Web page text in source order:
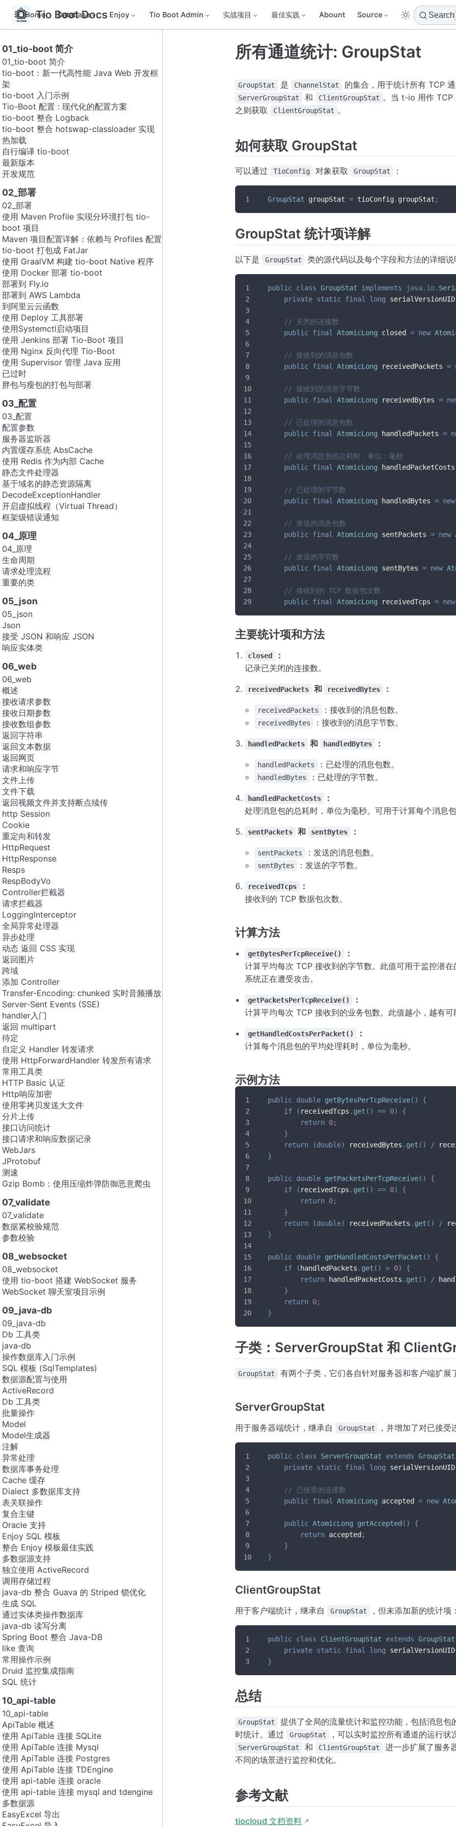
Tio Boot Docs
Home Database Enjoy Tio Boot Admin 实战项目 最佳实践 Abount Source Search
01_tio-boot 简介
01_tio-boot 简介
tio-boot：新一代高性能 Java Web 开发框
架
tio-boot 入门示例
Tio-Boot 配置 : 现代化的配置方案
tio-boot 整合 Logback
tio-boot 整合 hotswap-classloader 实现
热加载
自行编译 tio-boot
最新版本
开发规范
02_部署
02_部署
使用 Maven Profile 实现分环境打包 tio-
boot 项目
Maven 项目配置详解：依赖与 Profiles 配置
tio-boot 打包成 FatJar
使用 GraalVM 构建 tio-boot Native 程序
使用 Docker 部署 tio-boot
部署到 Fly.io
部署到 AWS Lambda
到阿里云云函数
使用 Deploy 工具部署
使用Systemctl启动项目
使用 Jenkins 部署 Tio-Boot 项目
使用 Nginx 反向代理 Tio-Boot
使用 Supervisor 管理 Java 应用
已过时
胖包与瘦包的打包与部署
03_配置
03_配置
配置参数
服务器监听器
内置缓存系统 AbsCache
使用 Redis 作为内部 Cache
静态文件处理器
基于域名的静态资源隔离
DecodeExceptionHandler
开启虚拟线程（Virtual Thread）
框架级错误通知
04_原理
04_原理
生命周期
请求处理流程
重要的类
05_json
05_json
Json
接受 JSON 和响应 JSON
响应实体类
06_web
06_web
概述
接收请求参数
接收日期参数
接收数组参数
返回字符串
返回文本数据
返回网页
请求和响应字节
文件上传
文件下载
返回视频文件并支持断点续传
http Session
Cookie
重定向和转发
HttpRequest
HttpResponse
Resps
RespBodyVo
Controller拦截器
请求拦截器
LoggingInterceptor
全局异常处理器
异步处理
动态 返回 CSS 实现
返回图片
跨域
添加 Controller
Transfer-Encoding: chunked 实时音频播放
Server-Sent Events (SSE)
handler入门
返回 multipart
待定
自定义 Handler 转发请求
使用 HttpForwardHandler 转发所有请求
常用工具类
HTTP Basic 认证
Http响应加密
使用零拷贝发送大文件
分片上传
接口访问统计
接口请求和响应数据记录
WebJars
JProtobuf
测速
Gzip Bomb：使用压缩炸弹防御恶意爬虫
07_validate
07_validate
数据紧校验规范
参数校验
08_websocket
08_websocket
使用 tio-boot 搭建 WebSocket 服务
WebSocket 聊天室项目示例
09_java-db
09_java-db
Db 工具类
java‑db
操作数据库入门示例
SQL 模板 (SqlTemplates)
数据源配置与使用
ActiveRecord
Db 工具类
批量操作
Model
Model生成器
注解
异常处理
数据库事务处理
Cache 缓存
Dialect 多数据库支持
表关联操作
复合主键
Oracle 支持
Enjoy SQL 模板
整合 Enjoy 模板最佳实践
多数据源支持
独立使用 ActiveRecord
调用存储过程
java-db 整合 Guava 的 Striped 锁优化
生成 SQL
通过实体类操作数据库
java-db 读写分离
Spring Boot 整合 Java-DB
like 查询
常用操作示例
Druid 监控集成指南
SQL 统计
10_api-table
10_api-table
ApiTable 概述
使用 ApiTable 连接 SQLite
使用 ApiTable 连接 Mysql
使用 ApiTable 连接 Postgres
使用 ApiTable 连接 TDEngine
使用 api-table 连接 oracle
使用 api-table 连接 mysql and tdengine
多数据源
EasyExcel 导出
所有通道统计: GroupStat
GroupStat 是 ChannelStat 的集合，用于统计所有 TCP
ServerGroupStat 和 ClientGroupStat 。当 t-io 用作 TCP
之则获取
ClientGroupStat 。
如何获取 GroupStat
可以通过 TioConfig 对象获取 GroupStat ：
GroupStat groupStat = tioConfig. groupStat ;
GroupStat 统计项详解
以下是 GroupStat 类的源代码以及每个字段和方法的详细说
public class GroupStat implements java . io.
private static final long serialVersionUID
// 关闭的连接数
public final AtomicLong closed = new
// 接收到的消息包数
public final AtomicLong receivedPackets =
// 接收到的消息字节数
public final AtomicLong receivedBytes =
// 已处理的消息包数
public final AtomicLong handledPackets =
// 处理消息包的总耗时，单位：毫秒
public final AtomicLong handledPacketCosts
// 已处理的字节数
public final AtomicLong handledBytes = new
// 发送的消息包数
public final AtomicLong sentPackets = new
// 发送的字节数
public final AtomicLong sentBytes = new
// 接收到的 TCP 数据包次数
public final AtomicLong receivedTcps = new
主要统计项和方法
closed
：
记录已关闭的连接数。
receivedPackets 和 receivedBytes ：
receivedPackets ：接收到的消息包数。
receivedBytes ：接收到的消息字节数。
handledPackets 和 handledBytes ：
handledPackets ：已处理的消息包数。
handledBytes ：已处理的字节数。
handledPacketCosts
：
处理消息包的总耗时，单位为毫秒。可用于计算每个消息包
sentPackets 和 sentBytes ：
sentPackets ：发送的消息包数。
sentBytes ：发送的字节数。
receivedTcps
：
接收到的 TCP 数据包次数。
计算方法
getBytesPerTcpReceive()
：
计算平均每次 TCP 接收到的字节数。此值可用于监控潜
系统正在遭受攻击。
getPacketsPerTcpReceive()
：
计算平均每次 TCP 接收到的业务包数。此值越小，越有可
getHandledCostsPerPacket()
：
计算每个消息包的平均处理耗时，单位为毫秒。
示例方法
public double getBytesPerTcpReceive( )
{
if
( receivedTcps . get ( ) == 0)
{
return 0;
}
return
(double) receivedBytes . get ( ) /
}
public double getPacketsPerTcpReceive( )
{
if
( receivedTcps . get ( ) == 0)
{
return 0;
}
return
(double) receivedPackets . get ( ) /
}
public double getHandledCostsPerPacket ( )
{
if
( handledPackets . get ( ) > 0)
{
return handledPacketCosts . get ( ) /
}
return 0;
}
子类：ServerGroupStat 和
GroupStat 有两个子类，它们各自针对服务器和客户端扩展
ServerGroupStat
用于服务器端统计，继承自 GroupStat ，并增加了对已接受
public class ServerGroupStat extends GroupStat
private static final long serialVersionUID
// 已接受的连接数
public final AtomicLong accepted = new
public AtomicLong getAccepted ( )
{
return accepted ;
}
}
ClientGroupStat
用于客户端统计，继承自 GroupStat ，但未添加新的统计项：
public class ClientGroupStat extends GroupStat
private static final long serialVersionUID
}
总结
GroupStat
提供了全局的流量统计和监控功能，包括消息
时统计。通过
GroupStat ，可以实时监控所有通道的运行状
ServerGroupStat 和 ClientGroupStat
进一步扩展了服务
不同的场景进行监控和优化。
参考文献
tiocloud 文档资料